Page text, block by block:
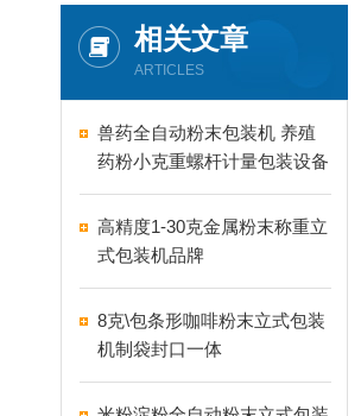
相关文章
ARTICLES
兽药全自动粉末包装机 养殖
药粉小克重螺杆计量包装设备
高精度1-30克金属粉末称重立
式包装机品牌
8克\包条形咖啡粉末立式包装
机制袋封口一体